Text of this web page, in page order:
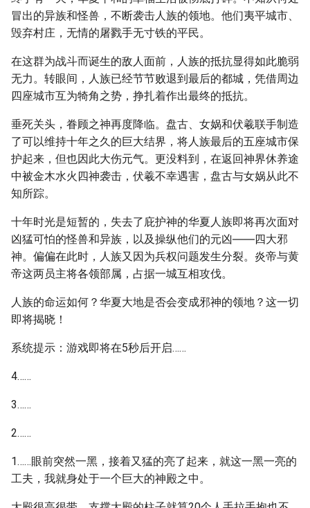
冒出的异族和怪兽，不断袭击人族的领地。他们夷平城市、
毁弃村庄，无情的屠戮手无寸铁的平民。
在这群为战斗而诞生的敌人面前，人族的抵抗显得如此脆弱
无力。转眼间，人族已经节节败退到最后的都城，凭借周边
四座城市互为犄角之势，挣扎着作出最终的抵抗。
垂死关头，眷顾之神再度降临。盘古、女娲和伏羲联手制造
了可以维持十年之久的巨大结界，将人族最后的五座城市保
护起来，但也因此大伤元气。更没料到，在返回神界休养途
中被金木水火四神袭击，伏羲不幸遇害，盘古与女娲从此不
知所踪。
十年时光是短暂的，失去了庇护神的华夏人族即将再次面对
凶猛可怕的怪兽和异族，以及操纵他们的元凶――四大邪
神。偏偏在此时，人族又因为兵权问题发生分裂。炎帝与黄
帝这两员主将各领部属，占据一城互相攻伐。
人族的命运如何？华夏大地是否会变成邪神的领地？这一切
即将揭晓！
系统提示：游戏即将在5秒后开启……
4……
3……
2……
1……眼前突然一黑，接着又猛的亮了起来，就这一黑一亮的
工夫，我就身处于一个巨大的神殿之中。